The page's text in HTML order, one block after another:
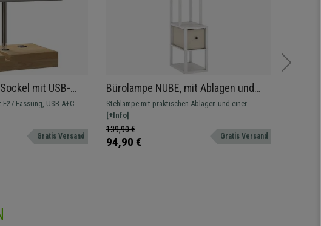
mit USB-
Fassung, USB-A+C-
Gratis Versand
Bürolampe NUBE, mit Ablagen und
Stoff-Schublade, Farbe Weiß
Stehlampe mit praktischen Ablagen und einer
Schublade aus Stoff, drei Helligkeitsstufen und
praktischem Fußschalter.
[+Info]
139,90 €
94,90 € Gratis Versand